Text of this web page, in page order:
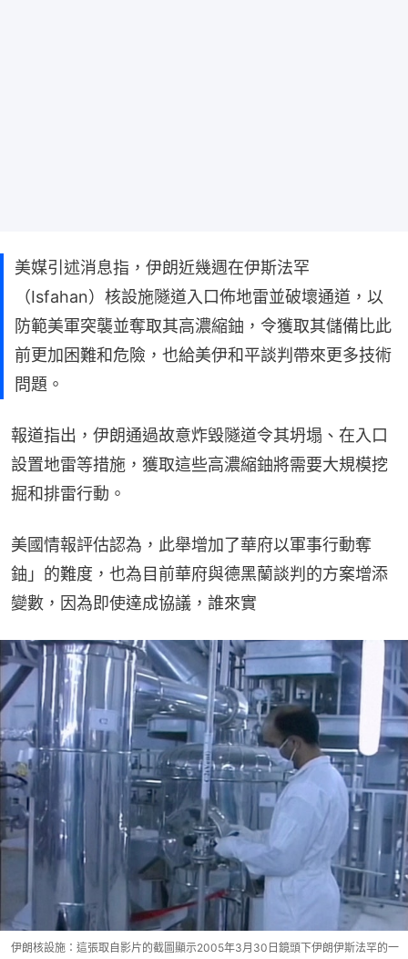
美媒引述消息指，伊朗近幾週在伊斯法罕
（Isfahan）核設施隧道入口佈地雷並破壞通道，以
防範美軍突襲並奪取其高濃縮鈾，令獲取其儲備比此
前更加困難和危險，也給美伊和平談判帶來更多技術
問題。
報道指出，伊朗通過故意炸毀隧道令其坍塌、在入口
設置地雷等措施，獲取這些高濃縮鈾將需要大規模挖
掘和排雷行動。
美國情報評估認為，此舉增加了華府以軍事行動奪
鈾」的難度，也為目前華府與德黑蘭談判的方案增添
變數，因為即使達成協議，誰來實
伊朗核設施：這張取自影片的截圖顯示2005年3月30日鏡頭下伊朗伊斯法罕的一